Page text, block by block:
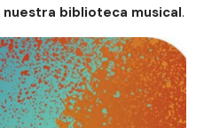
biblioteca musical.